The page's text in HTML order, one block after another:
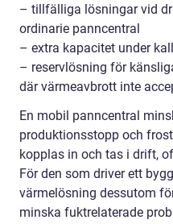
– tillfälliga lösningar vid
ordinarie panncentral
– extra kapacitet under
– reservlösning för
där värmeavbrott inte
En mobil panncentral
produktionsstopp och
kopplas in och tas i drift,
För den som driver ett
värmelösning dessutom
minska fuktrelaterade